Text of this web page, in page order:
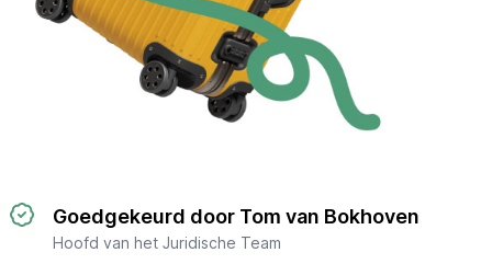
Goedgekeurd door Tom van Bokhoven
Hoofd van het Juridische Team